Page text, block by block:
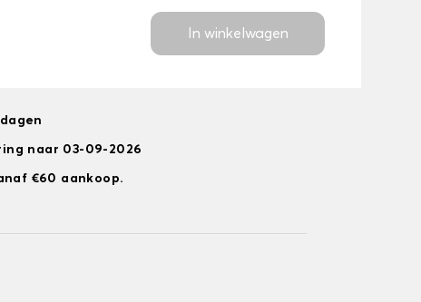
In winkelwagen
naar 03-09-2026
€60 aankoop.